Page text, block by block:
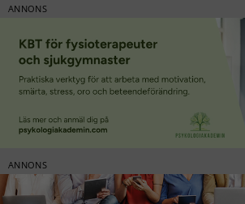
ANNONS
ANNONS